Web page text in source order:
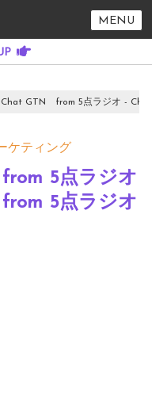
MENU
Chat GTN from 5点ラジオ -
ケティング
5点ラジオ
5点ラジオ